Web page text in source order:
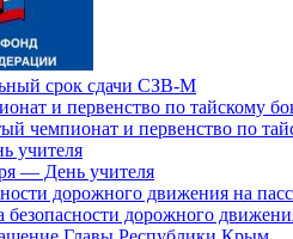
срок сдачи СЗВ-М
чемпионат и первенство по
— День учителя
безопасности дорожного